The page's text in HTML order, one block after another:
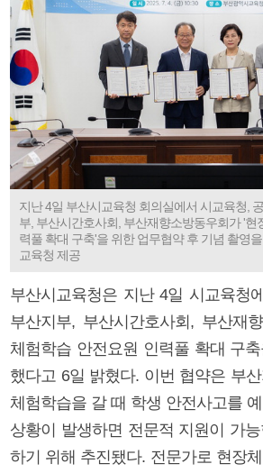
지난 4일 부산시교육청 회의실에서 시교육청,
부, 부산시간호사회, 부산재향소방동우회가 '현
력풀 확대 구축'을 위한 업무협약 후 기념 촬영
교육청 제공
부산시교육청은 지난 4일 시교육청
부산지부, 부산시간호사회, 부산재
체험학습 안전요원 인력풀 확대 구
했다고 6일 밝혔다. 이번 협약은 부
체험학습을 갈 때 학생 안전사고를
상황이 발생하면 전문적 지원이 가
하기 위해 추진됐다. 전문가로 현장